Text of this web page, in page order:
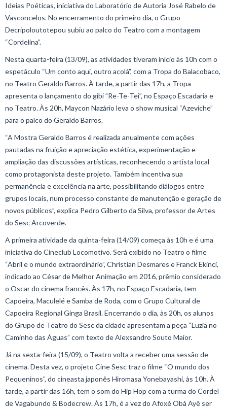
Ideias Poéticas, iniciativa do Laboratório de Autoria José Rabelo de
Vasconcelos. No encerramento do primeiro dia, o Grupo
Decripoloutotepou subiu ao palco do Teatro com a montagem
“Cordelina”.
Nesta quarta-feira (13/09), as atividades tiveram início às 10h com o
espetáculo “Um conto aqui, outro acolá”, com a Tropa do Balacobaco,
no Teatro Geraldo Barros. À tarde, a partir das 17h, a Tropa
apresenta o lançamento do gibi ”Re-Te-Tei”, no Espaço Escadaria e
no Teatro. Às 20h, Maycon Nazário leva o show musical “Azeviche”
para o palco do Geraldo Barros.
“A Mostra Geraldo Barros é realizada anualmente com ações
pautadas na fruição e apreciação estética, experimentação e
ampliação das discussões artísticas, reconhecendo o artista local
como protagonista deste projeto. Também incentiva sua
permanência e excelência na arte, possibilitando diálogos entre
grupos locais, num processo constante de manutenção e geração de
novos públicos”, explica Pedro Gilberto da Silva, professor de Artes
do Sesc Arcoverde.
A primeira atividade da quinta-feira (14/09) começa às 10h e é uma
iniciativa do Cineclub Locomotivo. Será exibido no Teatro o filme
“Abril e o mundo extraordinário”, Christian Desmares e Franck Ekinci,
indicado ao César de Melhor Animação em 2016, prêmio considerado
o Oscar do cinema francês. Às 17h, no Espaço Escadaria, tem
Capoeira, Maculelé e Samba de Roda, com o Grupo Cultural de
Capoeira Regional Ginga Brasil. Encerrando o dia, às 20h, os alunos
do Grupo de Teatro do Sesc da cidade apresentam a peça “Luzia no
Caminho das Águas” com texto de Alexsandro Souto Maior.
Já na sexta-feira (15/09), o Teatro volta a receber uma sessão de
cinema. Desta vez, o projeto Cine Sesc traz o filme “O mundo dos
Pequeninos”, do cineasta japonês Hiromasa Yonebayashi, às 10h. À
tarde, a partir das 16h, tem o som do Hip Hop com a turma do Cordel
de Vagabundo & Bodecrew. Às 17h, é a vez do Afoxé Obá Ayê ser